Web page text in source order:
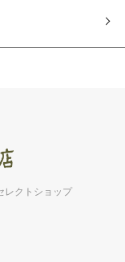
レクトショップ